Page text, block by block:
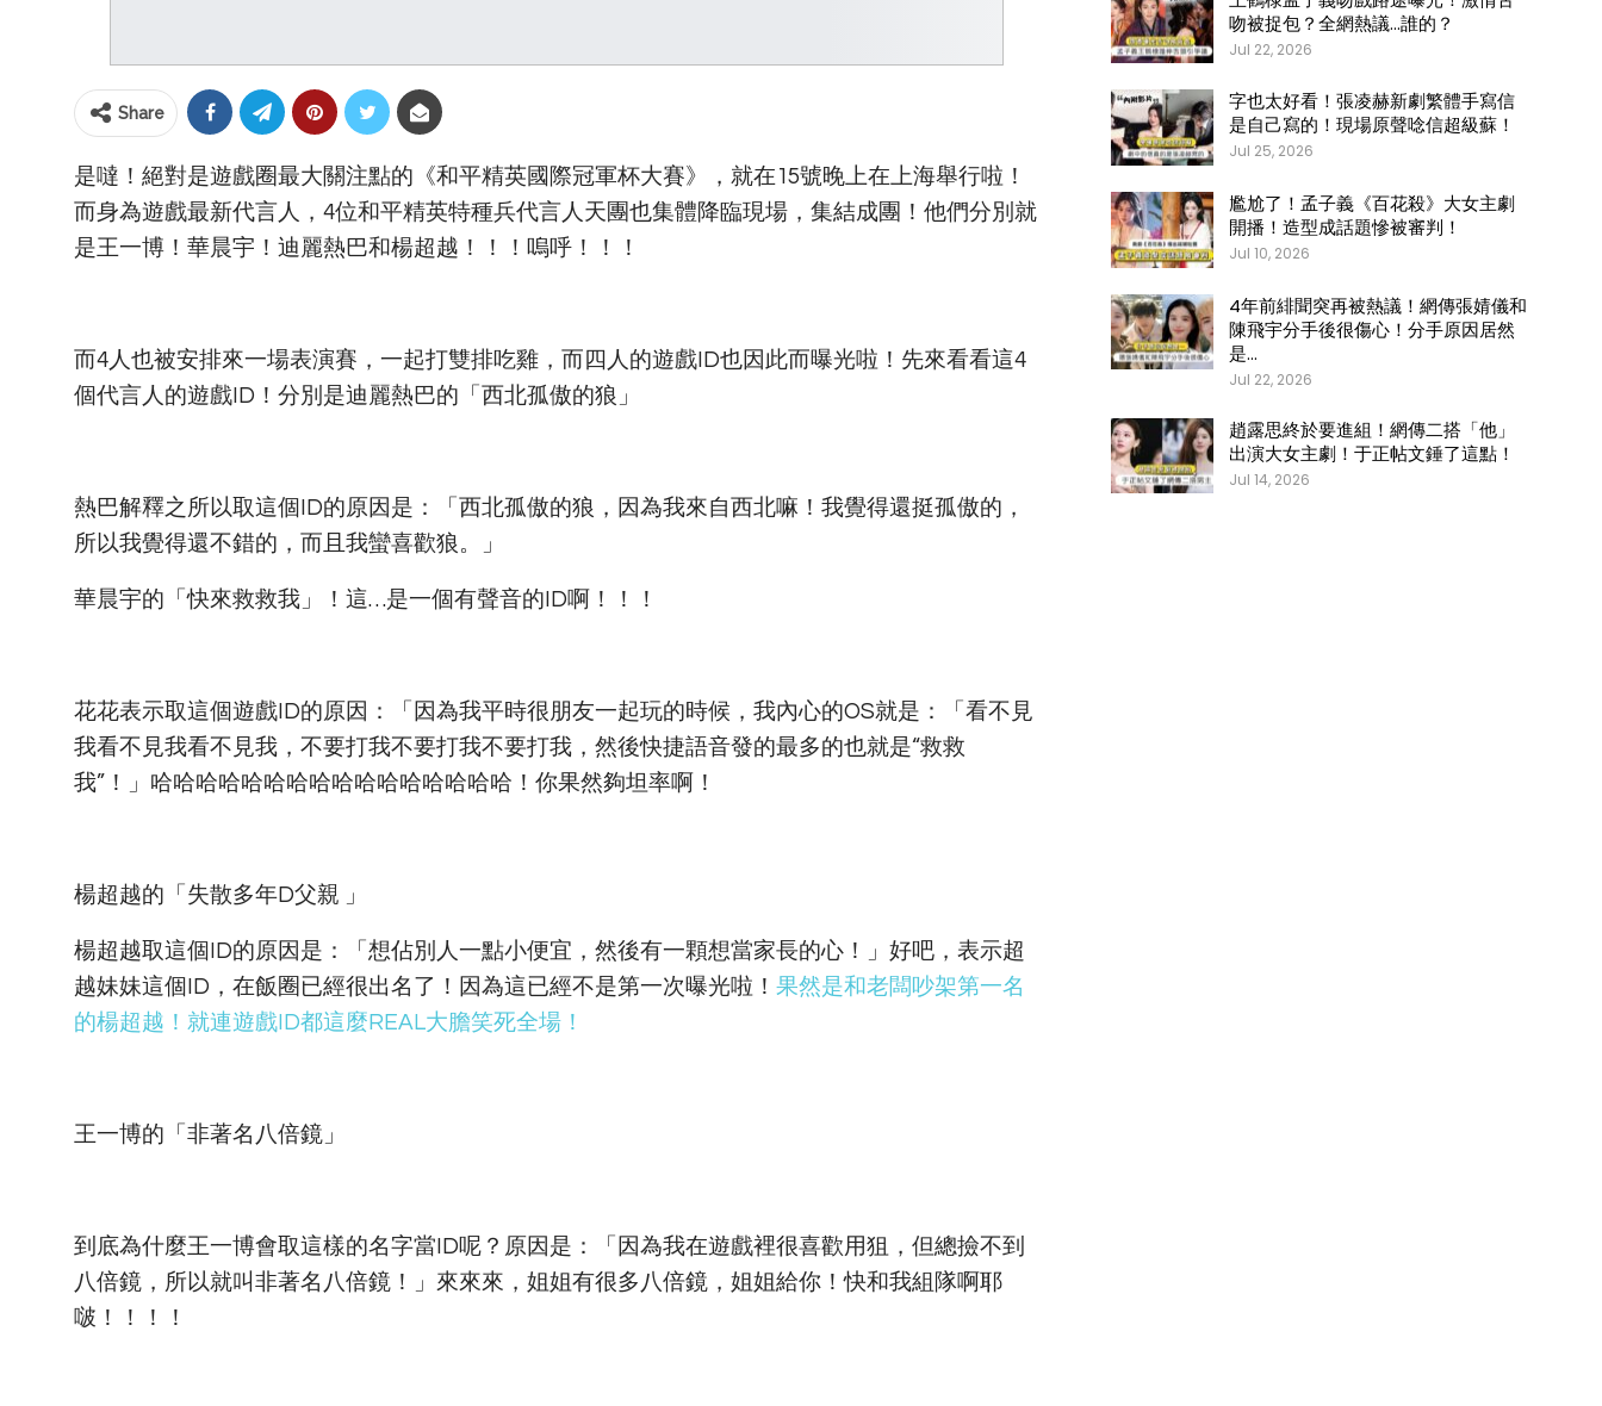
Share
是噠！絕對是遊戲圈最大關注點的《和平精英國際冠軍杯大賽》，就在15號晚上在上海舉行啦！
而身為遊戲最新代言人，4位和平精英特種兵代言人天團也集體降臨現場，集結成團！他們分別就
是王一博！華晨宇！迪麗熱巴和楊超越！！！嗚呼！！！
而4人也被安排來一場表演賽，一起打雙排吃雞，而四人的遊戲ID也因此而曝光啦！先來看看這4
個代言人的遊戲ID！分別是迪麗熱巴的「西北孤傲的狼」
熱巴解釋之所以取這個ID的原因是：「西北孤傲的狼，因為我來自西北嘛！我覺得還挺孤傲的，
所以我覺得還不錯的，而且我蠻喜歡狼。」
華晨宇的「快來救救我」！這…是一個有聲音的ID啊！！！
花花表示取這個遊戲ID的原因：「因為我平時很朋友一起玩的時候，我內心的OS就是：「看不見
我看不見我看不見我，不要打我不要打我不要打我，然後快捷語音發的最多的也就是“救救
我”！」哈哈哈哈哈哈哈哈哈哈哈哈哈哈哈哈！你果然夠坦率啊！
楊超越的「失散多年D父親 ​」
楊超越取這個ID的原因是：「想佔別人一點小便宜，然後有一顆想當家長的心！」好吧，表示超
越妹妹這個ID，在飯圈已經很出名了！因為這已經不是第一次曝光啦！ 果然是和老闆吵架第一名
的楊超越！就連遊戲ID都這麼REAL大膽笑死全場！
王一博的「非著名八倍鏡」
到底為什麼王一博會取這樣的名字當ID呢？原因是：「因為我在遊戲裡很喜歡用狙，但總撿不到
八倍鏡，所以就叫非著名八倍鏡！」來來來，姐姐有很多八倍鏡，姐姐給你！快和我組隊啊耶
啵！！！！
吻被捉包？全網熱議…誰的？
Jul 22, 2026
字也太好看！張凌赫新劇繁體手寫信
是自己寫的！現場原聲唸信超級蘇！
Jul 25, 2026
尷尬了！孟子義《百花殺》大女主劇
開播！造型成話題慘被審判！
Jul 10, 2026
4年前緋聞突再被熱議！網傳張婧儀和
陳飛宇分手後很傷心！分手原因居然
是…
Jul 22, 2026
趙露思終於要進組！網傳二搭「他」
出演大女主劇！于正帖文錘了這點！
Jul 14, 2026